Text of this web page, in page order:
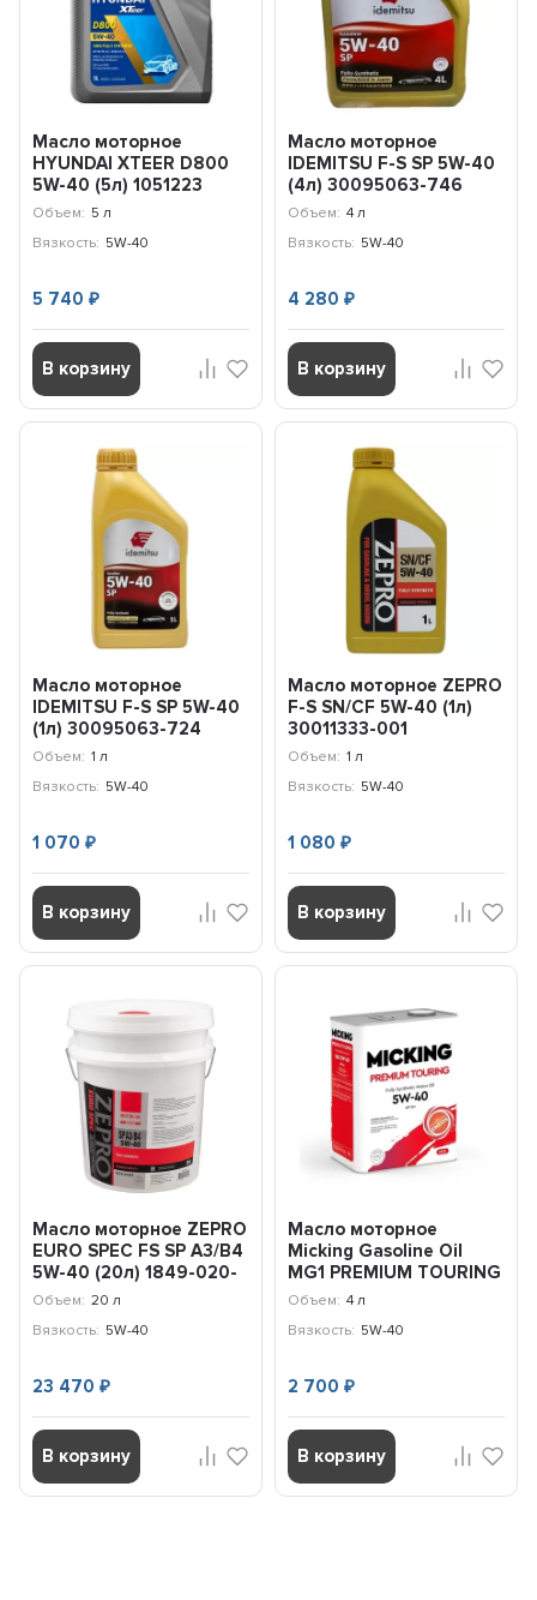
Масло моторное
HYUNDAI XTEER D800
5W-40 (5л) 1051223
Объем: 5 л
Вязкость: 5W-40
5 740₽
В корзину
Масло моторное
IDEMITSU F-S SP 5W-40
(4л) 30095063-746
Объем: 4 л
Вязкость: 5W-40
4 280 ₽
В корзину
Масло моторное
IDEMITSU F-S SP 5W-40
(1л) 30095063-724
Объем: 1 л
Вязкость: 5W-40
1 070₽
В корзину
Масло моторное ZEPRO
F-S SN/CF 5W-40 (1л)
30011333-001
Объем: 1 л
Вязкость: 5W-40
1 080 ₽
В корзину
Масло моторное ZEPRO
EURO SPEC FS SP A3/B4
5W-40 (20л) 1849-020-
0
Объем: 20 л
Вязкость: 5W-40
23 470₽
В корзину
Масло моторное
Micking Gasoline Oil
MG1 PREMIUM TOURING
5W-40 SN/RC (4л)
Объем: 4 л
Вязкость: 5W-40
2 700 ₽
В корзину